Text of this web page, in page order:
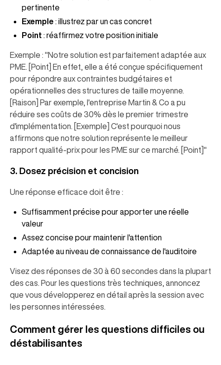
pertinente
Exemple : illustrez par un cas concret
Point : réaffirmez votre position initiale
Exemple : "Notre solution est parfaitement adaptée aux
PME. [Point] En effet, elle a été conçue spécifiquement
pour répondre aux contraintes budgétaires et
opérationnelles des structures de taille moyenne.
[Raison] Par exemple, l'entreprise Martin & Co a pu
réduire ses coûts de 30% dès le premier trimestre
d'implémentation. [Exemple] C'est pourquoi nous
affirmons que notre solution représente le meilleur
rapport qualité-prix pour les PME sur ce marché. [Point]"
3. Dosez précision et concision
Une réponse efficace doit être :
Suffisamment précise pour apporter une réelle
valeur
Assez concise pour maintenir l'attention
Adaptée au niveau de connaissance de l'auditoire
Visez des réponses de 30 à 60 secondes dans la plupart
des cas. Pour les questions très techniques, annoncez
que vous développerez en détail après la session avec
les personnes intéressées.
Comment gérer les questions difficiles ou
déstabilisantes